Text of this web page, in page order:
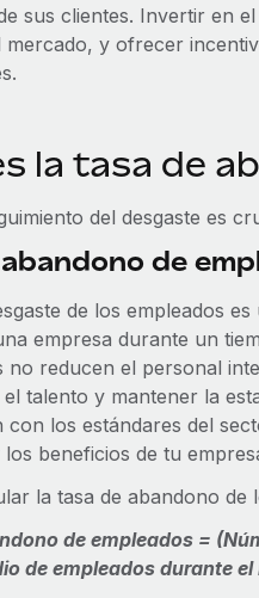
sus clientes. Invertir en
mercado, y ofrecer
la tasa de
del desgaste es
de
de los empleados
empresa durante un
no reducen el personal
talento y mantener la
con los estándares del
beneficios de tu
la tasa de abandono
de empleados =
de empleados durante